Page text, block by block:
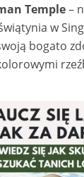
Temple–
w
bogato